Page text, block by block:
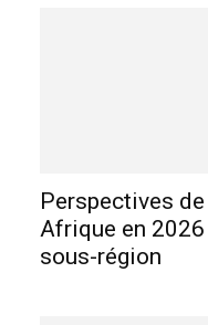
Perspectives
Afrique en 2026
sous-région